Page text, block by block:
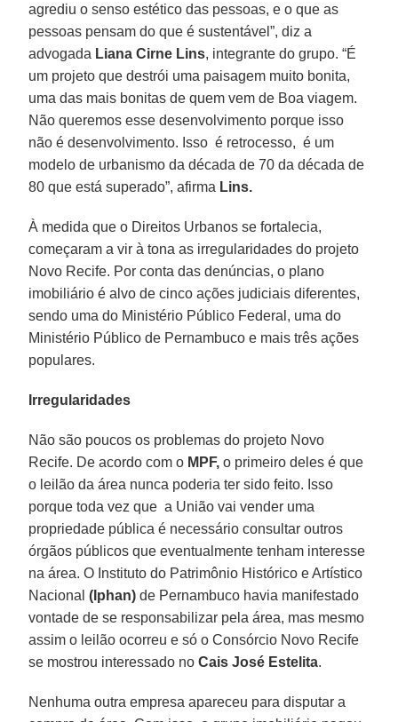
agrediu o senso estético das pessoas, e o que as
pessoas pensam do que é sustentável”, diz a
advogada Liana Cirne Lins, integrante do grupo. “É
um projeto que destrói uma paisagem muito bonita,
uma das mais bonitas de quem vem de Boa viagem.
Não queremos esse desenvolvimento porque isso
não é desenvolvimento. Isso é retrocesso, é um
modelo de urbanismo da década de 70 da década de
80 que está superado”, afirma Lins.
À medida que o Direitos Urbanos se fortalecia,
começaram a vir à tona as irregularidades do projeto
Novo Recife. Por conta das denúncias, o plano
imobiliário é alvo de cinco ações judiciais diferentes,
sendo uma do Ministério Público Federal, uma do
Ministério Público de Pernambuco e mais três ações
populares.
Irregularidades
Não são poucos os problemas do projeto Novo
Recife. De acordo com o MPF, o primeiro deles é que
o leilão da área nunca poderia ter sido feito. Isso
porque toda vez que a União vai vender uma
propriedade pública é necessário consultar outros
órgãos públicos que eventualmente tenham interesse
na área. O Instituto do Patrimônio Histórico e Artístico
Nacional(Iphan) de Pernambuco havia manifestado
vontade de se responsabilizar pela área, mas mesmo
assim o leilão ocorreu e só o Consórcio Novo Recife
se mostrou interessado noCais José Estelita.
Nenhuma outra empresa apareceu para disputar a